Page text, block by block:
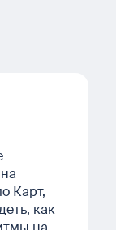
Карт,
как